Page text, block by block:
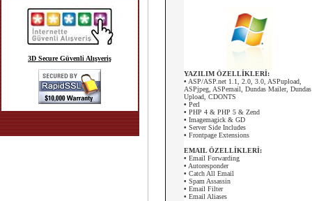
3D Secure Güvenli Alışveriş
YAZILIM ÖZELLİKLERİ:
• ASP/ASP.net 1.1, 2.0, 3.0, ASPupload,
ASPjpeg, ASPemail, Dundas Mailer, Dundas
Upload, CDONTS
• Perl
• PHP 4 & PHP 5 & Zend
• Imagemagick & GD
• Server Side Includes
• Frontpage Extensions
EMAIL ÖZELLİKLERİ:
• Email Forwarding
• Autoresponder
• Catch All Email
• Spam Assassin
• Email Filter
• Email Aliases